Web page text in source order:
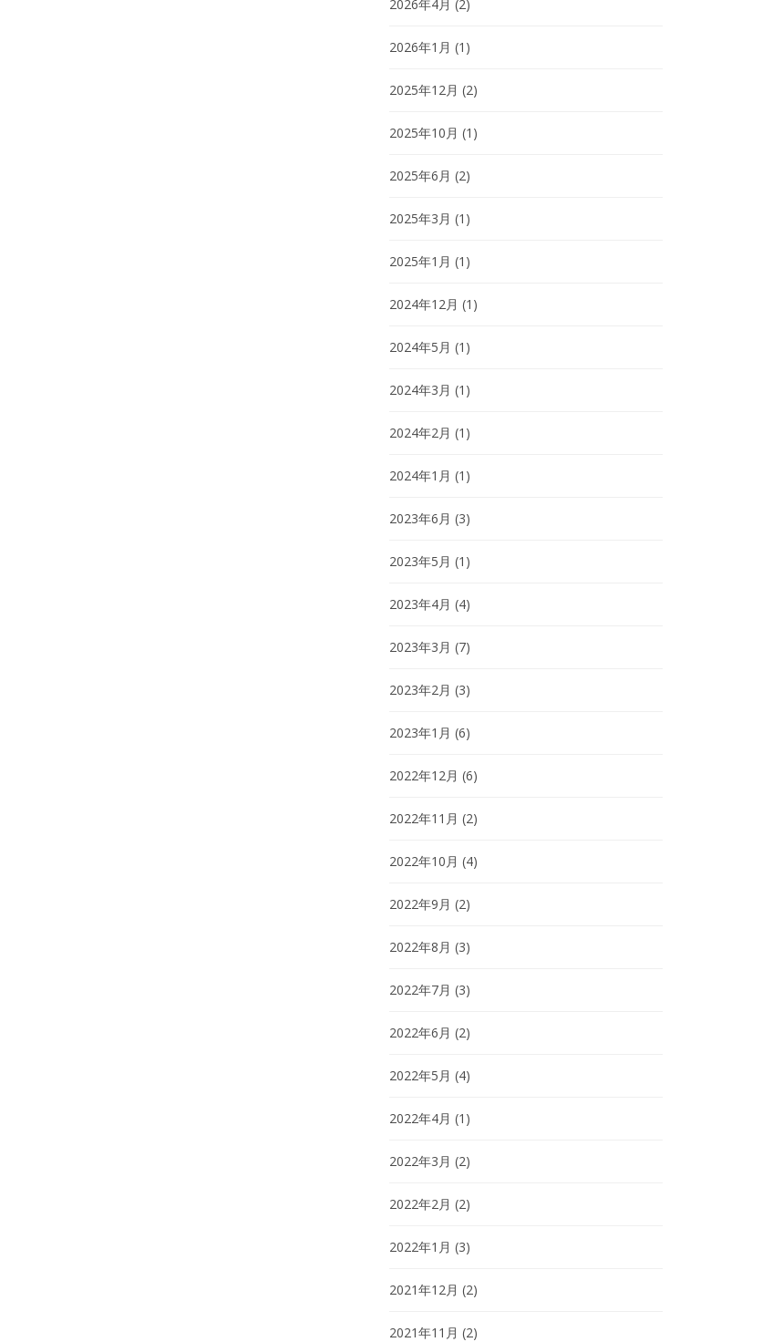
2026年4月 (2)
2026年1月 (1)
2025年12月 (2)
2025年10月 (1)
2025年6月 (2)
2025年3月 (1)
2025年1月 (1)
2024年12月 (1)
2024年5月 (1)
2024年3月 (1)
2024年2月 (1)
2024年1月 (1)
2023年6月 (3)
2023年5月 (1)
2023年4月 (4)
2023年3月 (7)
2023年2月 (3)
2023年1月 (6)
2022年12月 (6)
2022年11月 (2)
2022年10月 (4)
2022年9月 (2)
2022年8月 (3)
2022年7月 (3)
2022年6月 (2)
2022年5月 (4)
2022年4月 (1)
2022年3月 (2)
2022年2月 (2)
2022年1月 (3)
2021年12月 (2)
2021年11月 (2)